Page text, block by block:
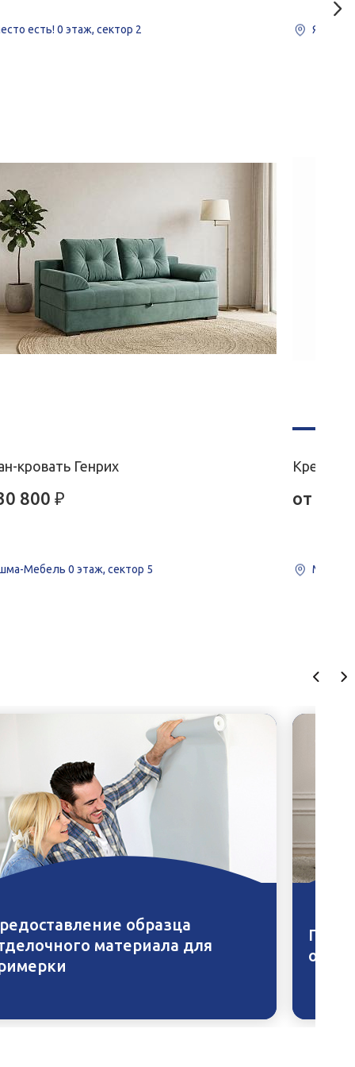
есть! 0 этаж, сектор 2
кровать Генрих
800 ₽
Мебель 0 этаж, сектор 5
Яшма-
Кресло
от
Me&mi
образца
материала для